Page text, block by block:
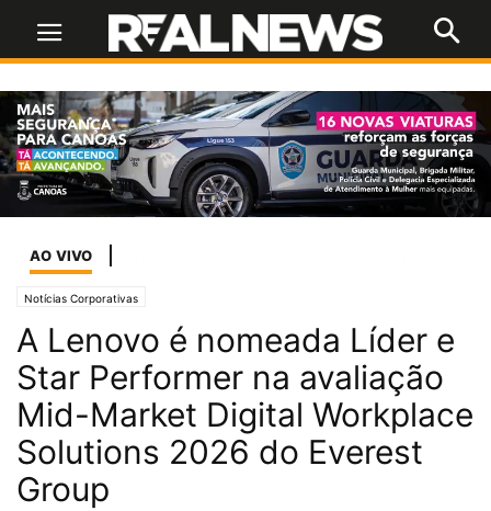
AO VIVO
Notícias Corporativas
A Lenovo é nomeada Líder e
Star Performer na avaliação
Mid-Market Digital Workplace
Solutions 2026 do Everest
Group